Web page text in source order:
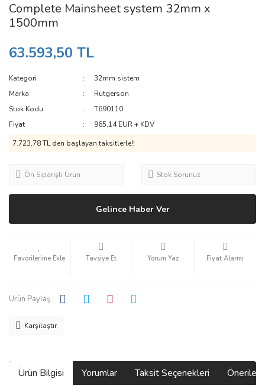
Complete Mainsheet system 32mm x
1500mm
63.593,50 TL
Kategori
32mm sistem
Marka
Rutgerson
Stok Kodu
T690110
Fiyat
965,14 EUR + KDV
7.723,78 TL den başlayan taksitlerle!!
Ön Siparişli Ürün Stok Sorunuz
Gelince Haber Ver
Tavsiye Et Yorum Yaz Fiyat Alarmı
Ürün Paylaş :
Karşılaştır
Ürün Bilgisi Yorumlar Taksit Seçenekleri